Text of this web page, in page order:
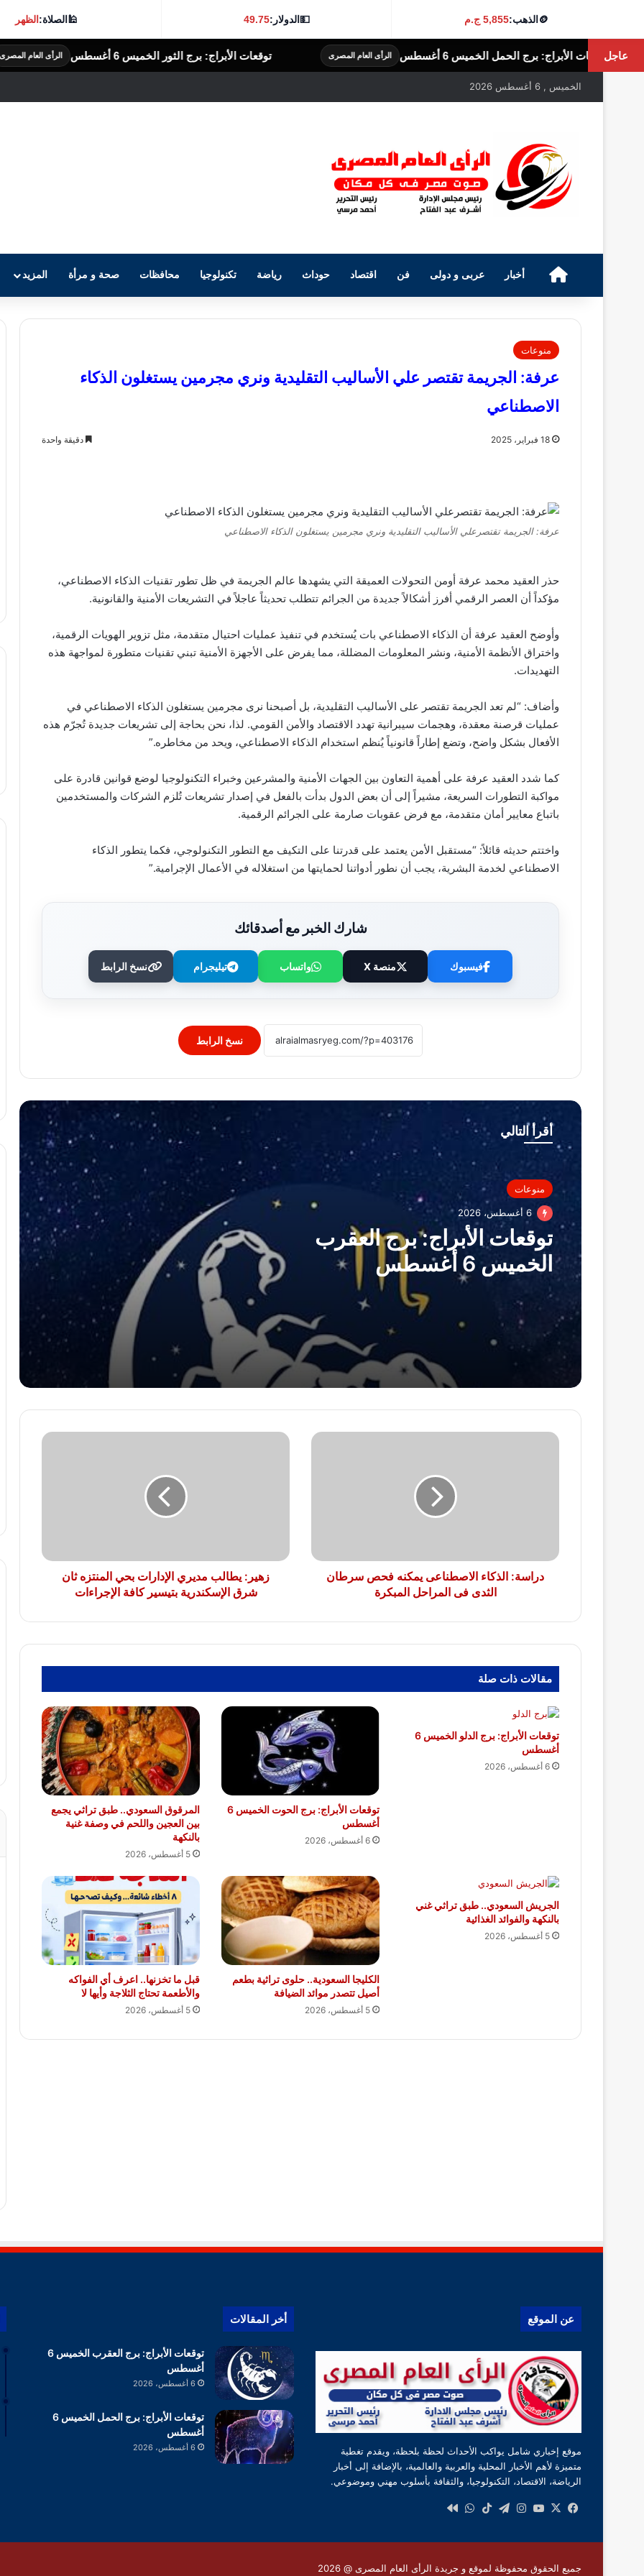
🪙الذهب:5,855 ج.م 💵الدولار:49.75
🕌الصلاة:الظهر
عاجلبرج الحمل الخميس 6 أغسطس الرأى العام المصرى توقعات الأبراج: برج الثور الخميس 6 أغسطس الرأى العام المصرى
الخميس , 6 أغسطس 2026
الرئيسيةأخبار عربى و دولى فن اقتصاد حوداث رياضة تكنولوجيا محافظات صحة و مرأة المزيد
منوعات
عرفة: الجريمة تقتصر علي الأساليب التقليدية ونري مجرمين يستغلون الذكاء
الاصطناعي
18 فبراير، 2025 دقيقة واحدة
عرفة: الجريمة تقتصرعلي الأساليب التقليدية ونري مجرمين يستغلون الذكاء الاصطناعي
حذر العقيد محمد عرفة أومن التحولات العميقة التي يشهدها عالم الجريمة في ظل تطور تقنيات الذكاء الاصطناعي،
مؤكداً أن العصر الرقمي أفرز أشكالاً جديدة من الجرائم تتطلب تحديثاً عاجلاً في التشريعات الأمنية والقانونية.
وأوضح العقيد عرفة أن الذكاء الاصطناعي بات يُستخدم في تنفيذ عمليات احتيال متقدمة، مثل تزوير الهويات الرقمية،
واختراق الأنظمة الأمنية، ونشر المعلومات المضللة، مما يفرض على الأجهزة الأمنية تبني تقنيات متطورة لمواجهة هذه
التهديدات.
وأضاف: “لم تعد الجريمة تقتصر على الأساليب التقليدية، بل أصبحنا نرى مجرمين يستغلون الذكاء الاصطناعي في
عمليات قرصنة معقدة، وهجمات سيبرانية تهدد الاقتصاد والأمن القومي. لذا، نحن بحاجة إلى تشريعات جديدة تُجرّم هذه
الأفعال بشكل واضح، وتضع إطاراً قانونياً يُنظم استخدام الذكاء الاصطناعي، ويحد من مخاطره.”
كما شدد العقيد عرفة على أهمية التعاون بين الجهات الأمنية والمشرعين وخبراء التكنولوجيا لوضع قوانين قادرة على
مواكبة التطورات السريعة، مشيراً إلى أن بعض الدول بدأت بالفعل في إصدار تشريعات تُلزم الشركات والمستخدمين
باتباع معايير أمان متقدمة، مع فرض عقوبات صارمة على الجرائم الرقمية.
واختتم حديثه قائلاً: “مستقبل الأمن يعتمد على قدرتنا على التكيف مع التطور التكنولوجي، فكما يتطور الذكاء
الاصطناعي لخدمة البشرية، يجب أن نطور أدواتنا لحمايتها من استغلاله في الأعمال الإجرامية.”
شارك الخبر مع أصدقائك
فيسبوك منصة X واتساب تيليجرام نسخ الرابط
نسخ الرابط
أقرأ التالي
منوعات
6 أغسطس، 2026
توقعات الأبراج: برج العقرب
الخميس 6 أغسطس
أغسطس
أغسطس
توقعات الأبراج: برج الأسد الخميس 6
أغسطس
توقعات الأبراج: برج العذراء الخميس 6
أغسطس
توقعات الأبراج: برج الميزان الخميس 6
دراسة:
المراحل
المبكرةدراسة: الذكاء الاصطناعى يمكنه فحص سرطان
الثدى فى المراحل المبكرة
زهير:
الإسكندرية
بتيسيرزهير: يطالب مديري الإدارات بحي المنتزه ثان
شرق الإسكندرية بتيسير كافة الإجراءات
مقالات ذات صلة
توقعات الأبراج: برج الدلو الخميس 6
أغسطس
6 أغسطس، 2026
توقعات الأبراج: برج الحوت الخميس 6
أغسطس
6 أغسطس، 2026
المرقوق السعودي.. طبق تراثي يجمع
بين العجين واللحم في وصفة غنية
بالنكهة
5 أغسطس، 2026
الجريش السعودي.. طبق تراثي غني
بالنكهة والفوائد الغذائية
5 أغسطس، 2026
الكليجا السعودية.. حلوى تراثية بطعم
أصيل تتصدر موائد الضيافة
5 أغسطس، 2026
قبل ما تخزنها.. اعرف أي الفواكه
والأطعمة تحتاج الثلاجة وأيها لا
5 أغسطس، 2026
عن الموقع
موقع إخباري شامل يواكب الأحداث لحظة بلحظة، ويقدم تغطية
متميزة لأهم الأخبار المحلية والعربية والعالمية، بالإضافة إلى أخبار
الرياضة، الاقتصاد، التكنولوجيا، والثقافة بأسلوب مهني وموضوعي.
فيسبوك
‫X
‫YouTube
انستقرام
تيلقرام‫TikTokواتساب
أخر المقالات
توقعات الأبراج: برج العقرب الخميس 6
أغسطس
6 أغسطس، 2026
توقعات الأبراج: برج الحمل الخميس 6
أغسطس
6 أغسطس، 2026
جميع الحقوق محفوظة لموقع و جريدة الرأى العام المصرى @ 2026